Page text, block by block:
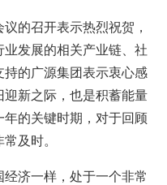
的召开表示热烈祝贺，
发展的相关产业链、社
的广源集团表示衷心感
新之际，也是积蓄能量
的关键时期，对于回顾
及时。
济一样，处于一个非常